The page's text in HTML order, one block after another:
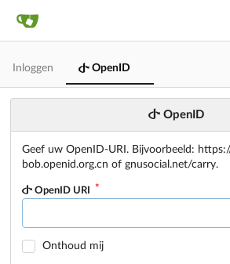
Inloggen OpenID
OpenID
Geef uw OpenID-URI. Bijvoorbeeld:
bob.openid.org.cn of gnusocial.net/carry.
OpenID URI
Onthoud mij